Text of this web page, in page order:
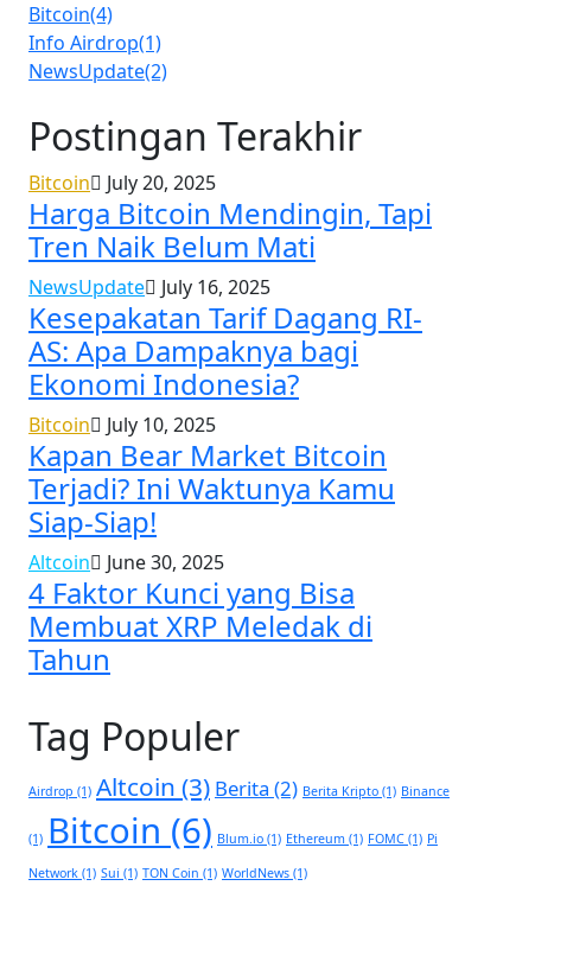
Bitcoin(4)
Info Airdrop(1)
NewsUpdate(2)
Postingan Terakhir
Bitcoin July 20, 2025
Harga Bitcoin Mendingin, Tapi
Tren Naik Belum Mati
NewsUpdate July 16, 2025
Kesepakatan Tarif Dagang RI-
AS: Apa Dampaknya bagi
Ekonomi Indonesia?
Bitcoin July 10, 2025
Kapan Bear Market Bitcoin
Terjadi? Ini Waktunya Kamu
Siap-Siap!
Altcoin June 30, 2025
4 Faktor Kunci yang Bisa
Membuat XRP Meledak di
Tahun
Tag Populer
Airdrop (1) Altcoin (3) Berita (2) Berita Kripto (1) Binance
(1) Bitcoin (6) Blum.io (1) Ethereum (1) FOMC (1) Pi
Network (1) Sui (1) TON Coin (1) WorldNews (1)